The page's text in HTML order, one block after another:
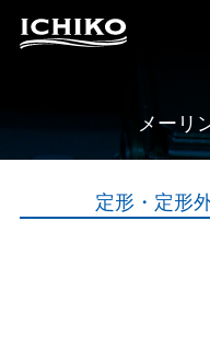
メーリ
定形・定形